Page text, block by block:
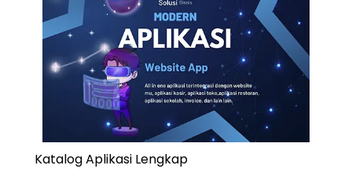
Katalog Aplikasi Lengkap